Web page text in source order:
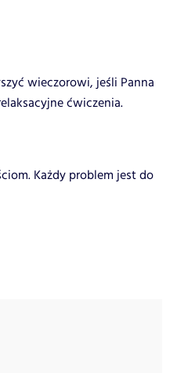
wieczorowi, jeśli Panna
ćwiczenia.
Każdy problem jest do